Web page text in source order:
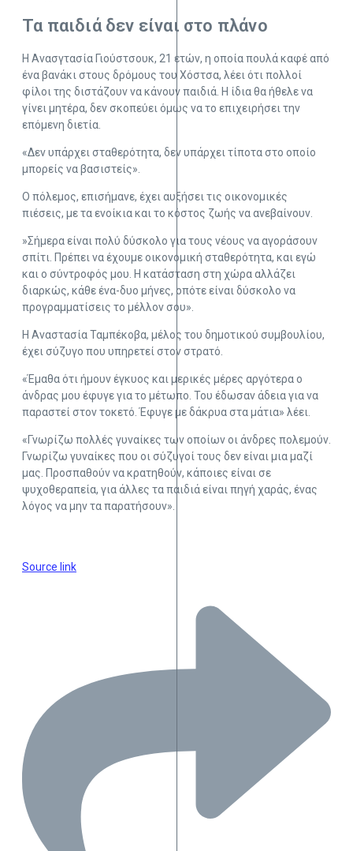
Τα παιδιά δεν είναι στο πλάνο
Η Ανασγτασία Γιούστσουκ, 21 ετών, η οποία πουλά καφέ από
ένα βανάκι στους δρόμους του Χόστσα, λέει ότι πολλοί
φίλοι της διστάζουν να κάνουν παιδιά. Η ίδια θα ήθελε να
γίνει μητέρα, δεν σκοπεύει όμως να το επιχειρήσει την
επόμενη διετία.
«Δεν υπάρχει σταθερότητα, δεν υπάρχει τίποτα στο οποίο
μπορείς να βασιστείς».
Ο πόλεμος, επισήμανε, έχει αυξήσει τις οικονομικές
πιέσεις, με τα ενοίκια και το κόστος ζωής να ανεβαίνουν.
»Σήμερα είναι πολύ δύσκολο για τους νέους να αγοράσουν
σπίτι. Πρέπει να έχουμε οικονομική σταθερότητα, και εγώ
και ο σύντροφός μου. Η κατάσταση στη χώρα αλλάζει
διαρκώς, κάθε ένα-δυο μήνες, οπότε είναι δύσκολο να
προγραμματίσεις το μέλλον σου».
Η Αναστασία Ταμπέκοβα, μέλος του δημοτικού συμβουλίου,
έχει σύζυγο που υπηρετεί στον στρατό.
«Έμαθα ότι ήμουν έγκυος και μερικές μέρες αργότερα ο
άνδρας μου έφυγε για το μέτωπο. Του έδωσαν άδεια για να
παραστεί στον τοκετό. Έφυγε με δάκρυα στα μάτια» λέει.
«Γνωρίζω πολλές γυναίκες των οποίων οι άνδρες πολεμούν.
Γνωρίζω γυναίκες που οι σύζυγοί τους δεν είναι μια μαζί
μας. Προσπαθούν να κρατηθούν, κάποιες είναι σε
ψυχοθεραπεία, για άλλες τα παιδιά είναι πηγή χαράς, ένας
λόγος να μην τα παρατήσουν».
Source link